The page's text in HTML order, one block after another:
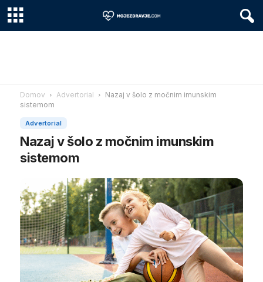
Domov Advertorial
Nazaj v šolo z močnim imunskim
sistemom
Advertorial
Nazaj v šolo z močnim imunskim
sistemom